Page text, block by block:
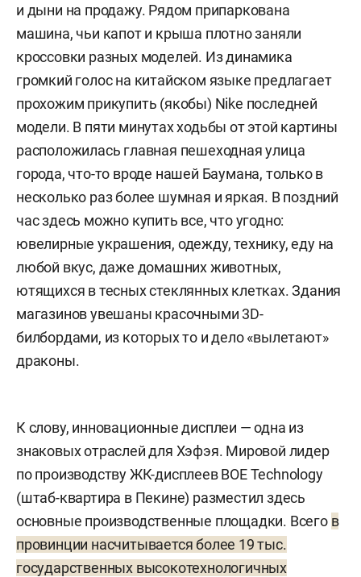
и дыни на продажу. Рядом припаркована
машина, чьи капот и крыша плотно заняли
кроссовки разных моделей. Из динамика
громкий голос на китайском языке предлагает
прохожим прикупить (якобы) Nike последней
модели. В пяти минутах ходьбы от этой картины
расположилась главная пешеходная улица
города, что-то вроде нашей Баумана, только в
несколько раз более шумная и яркая. В поздний
час здесь можно купить все, что угодно:
ювелирные украшения, одежду, технику, еду на
любой вкус, даже домашних животных,
ютящихся в тесных стеклянных клетках. Здания
магазинов увешаны красочными 3D-
билбордами, из которых то и дело «вылетают»
драконы.
К слову, инновационные дисплеи — одна из
знаковых отраслей для Хэфэя. Мировой лидер
по производству ЖК-дисплеев BOE Technology
(штаб-квартира в Пекине) разместил здесь
основные производственные площадки. Всего в
провинции насчитывается более 19 тыс.
государственных высокотехнологичных